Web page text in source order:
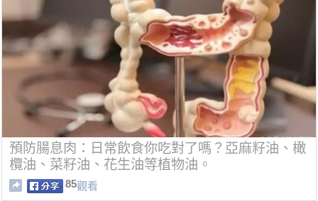
預防腸息肉：日常飲食你吃對了嗎？亞麻籽油、橄
欖油、菜籽油、花生油等植物油。
85觀看